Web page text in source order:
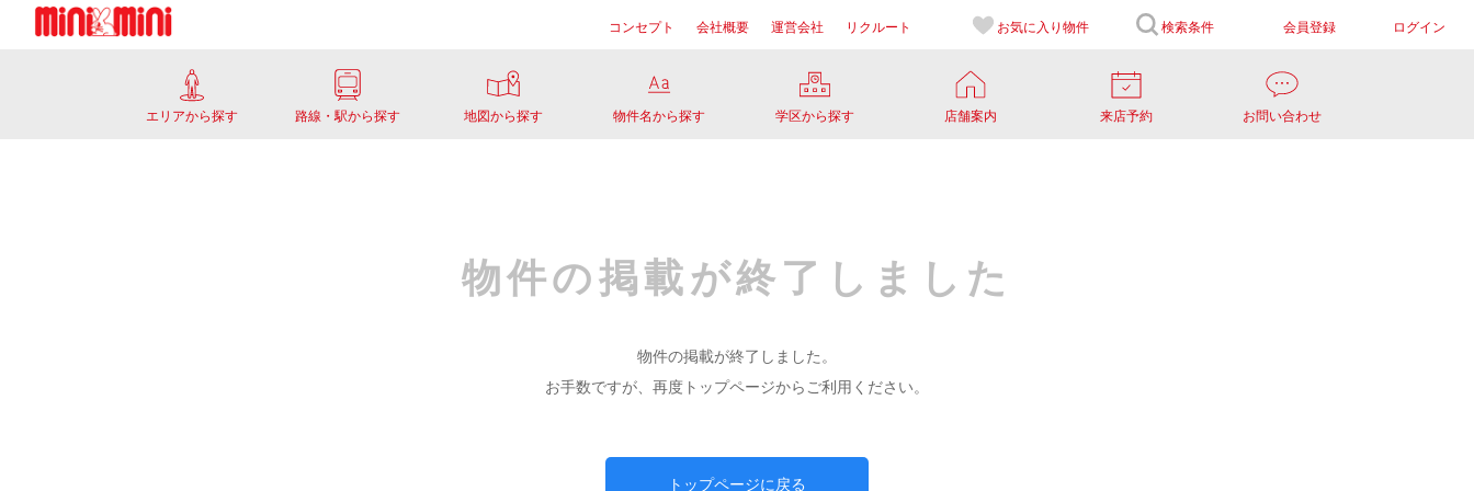
コンセプト 会社概要 運営会社 リクルート お気に入り 物件 検索条件 会員登録 ログイン
エリアから探す 路線・駅から探す 地図から探す 物件名から探す 学区から探す 店舗案内 来店予約 お問い合わせ
物件の掲載が終了しました
物件の掲載が終了しました。
お手数ですが、再度トップページからご利用ください。
トップページに戻る